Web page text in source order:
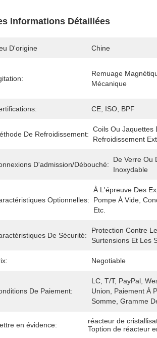
Informations Détaillées
D'origine Chine
Remuage
Mécanique
CE, ISO, BPF
De Refroidissement:
Coils Ou Jaquettes
Refroidissement
D'admission/débouché:
De Verre Ou
Inoxydable
Optionnelles:
À L'épreuve Des
Pompe À Vide,
Etc.
De Sécurité:
Protection Contre
Surtensions Et Les
Negotiable
De Paiement:
LC, T/T, PayPal,
Union, Paiement À
Somme, Gramme
en évidence: réacteur de
Toption de réacteur